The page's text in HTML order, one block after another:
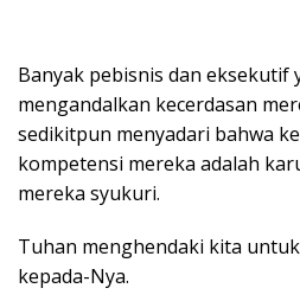
Banyak pebisnis dan eksekutif
mengandalkan kecerdasan
sedikitpun menyadari bahwa
kompetensi mereka adalah
mereka syukuri.
Tuhan menghendaki kita
kepada-Nya.